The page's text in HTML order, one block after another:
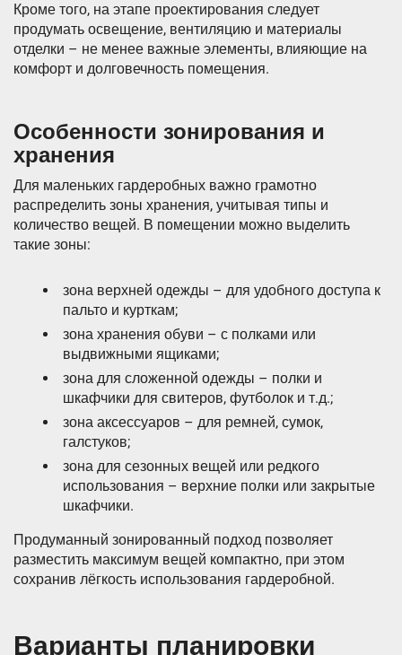
Кроме того, на этапе проектирования следует
продумать освещение, вентиляцию и материалы
отделки – не менее важные элементы, влияющие на
комфорт и долговечность помещения.
Особенности зонирования и
хранения
Для маленьких гардеробных важно грамотно
распределить зоны хранения, учитывая типы и
количество вещей. В помещении можно выделить
такие зоны:
зона верхней одежды – для удобного доступа к
пальто и курткам;
зона хранения обуви – с полками или
выдвижными ящиками;
зона для сложенной одежды – полки и
шкафчики для свитеров, футболок и т.д.;
зона аксессуаров – для ремней, сумок,
галстуков;
зона для сезонных вещей или редкого
использования – верхние полки или закрытые
шкафчики.
Продуманный зонированный подход позволяет
разместить максимум вещей компактно, при этом
сохранив лёгкость использования гардеробной.
Варианты планировки